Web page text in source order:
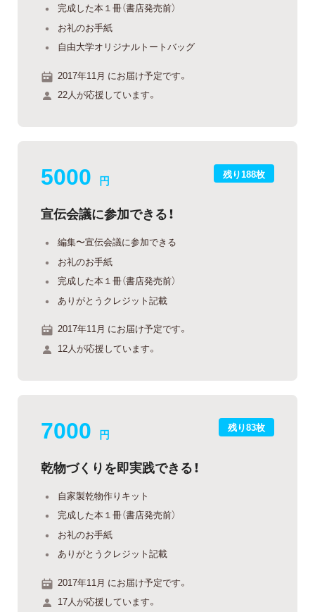
完成した本１冊（書店発売前）
お礼のお手紙
自由大学オリジナルトートバッグ
2017年11月 にお届け予定です。
22人が応援しています。
残り188枚
5000 円
宣伝会議に参加できる！
編集〜宣伝会議に参加できる
お礼のお手紙
完成した本１冊（書店発売前）
ありがとうクレジット記載
2017年11月 にお届け予定です。
12人が応援しています。
残り83枚
7000 円
乾物づくりを即実践できる！
自家製乾物作りキット
完成した本１冊（書店発売前）
お礼のお手紙
ありがとうクレジット記載
2017年11月 にお届け予定です。
17人が応援しています。